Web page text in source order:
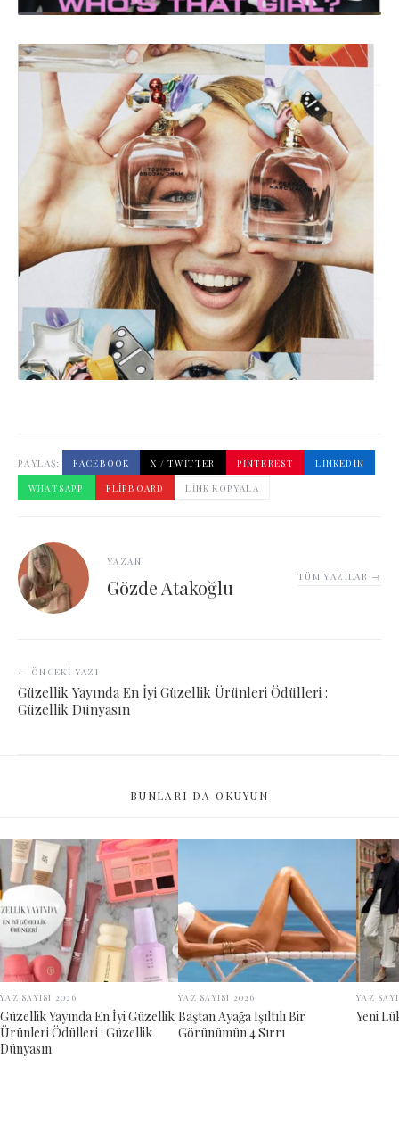
PAYLAŞ: FACEBOOK X / TWITTER PINTEREST
LINKEDIN
WHATSAPP
FLIPBOARD LINK KOPYALA
YAZAN
Gözde Atakoğlu TÜM YAZILAR →
← ÖNCEKI YAZI
Güzellik Yayında En İyi Güzellik Ürünleri Ödülleri :
Güzellik Dünyasın
BUNLARI DA OKUYUN
YAZ SAYISI 2026
Güzellik Yayında En İyi Güzellik
Ürünleri Ödülleri : Güzellik
Dünyasın
YAZ SAYISI 2026
Baştan Ayağa Işıltılı Bir
Görünümün 4 Sırrı
YAZ
Yeni